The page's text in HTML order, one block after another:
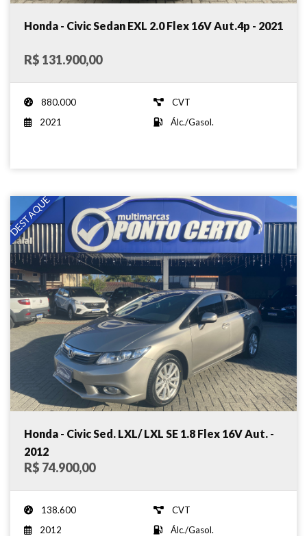
Honda - Civic Sedan EXL 2.0 Flex 16V Aut.4p - 2021
R$ 131.900,00
880.000
CVT
2021
Álc./Gasol.
DESTAQUE
Honda - Civic Sed. LXL/ LXL SE 1.8 Flex 16V Aut. -
2012
R$ 74.900,00
138.600
CVT
2012
Álc./Gasol.